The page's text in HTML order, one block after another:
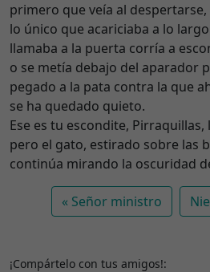
primero que veía al
lo único que acariciaba a lo
llamaba a la puerta corría a
o se metía debajo del aparador
pegado a la pata contra la que
se ha quedado quieto.
Ese es tu escondite, Pirraquillas,
pero el gato, estirado sobre las
continúa mirando la oscuridad
Señor ministro
¡Compártelo con tus amigos!: